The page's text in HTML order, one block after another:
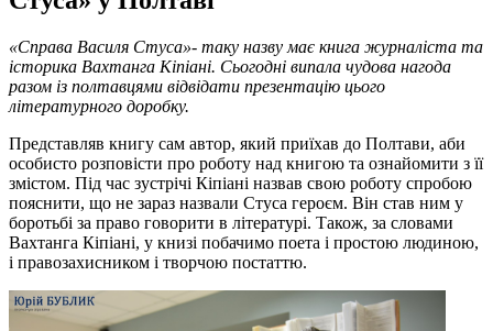
«Справа Василя Стуса»- таку назву має книга журналіста та
історика Вахтанга Кіпіані. Сьогодні випала чудова нагода
разом із полтавцями відвідати презентацію цього
літературного доробку.
Представляв книгу сам автор, який приїхав до Полтави, аби
особисто розповісти про роботу над книгою та ознайомити з її
змістом. Під час зустрічі Кіпіані назвав свою роботу спробою
пояснити, що не зараз назвали Стуса героєм. Він став ним у
боротьбі за право говорити в літературі. Також, за словами
Вахтанга Кіпіані, у книзі побачимо поета і простою людиною,
і правозахисником і творчою постаттю.